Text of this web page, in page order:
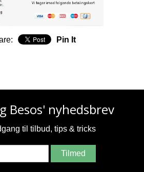
Pin It
Besos' nyhedsbrev
til tilbud, tips & tricks
Tilmed